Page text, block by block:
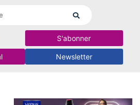
S'abonner
Newsletter